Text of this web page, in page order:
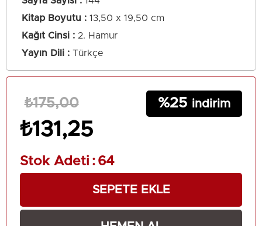
Kitap Boyutu
13,50 x 19,50 cm
Kağıt Cinsi
2. Hamur
Yayın Dili
Türkçe
₺175,00
₺131,25
25
Stok Adeti : 64